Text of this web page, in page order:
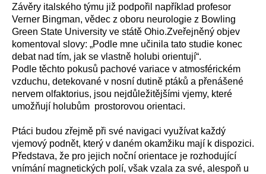
Závěry italského týmu již podpořil například profesor
Verner Bingman, vědec z oboru neurologie z Bowling
Green State University ve státě Ohio.Zveřejněný objev
komentoval slovy: „Podle mne učinila tato studie konec
debat nad tím, jak se vlastně holubi orientují“.
Podle těchto pokusů pachové variace v atmosférickém
vzduchu, detekované v nosní dutině ptáků a přenášené
nervem olfaktorius, jsou nejdůležitějšími vjemy, které
umožňují holubům prostorovou orientaci.
Ptáci budou zřejmě při své navigaci využívat každý
vjemový podnět, který v daném okamžiku mají k dispozici.
Představa, že pro jejich noční orientace je rozhodující
vnímání magnetických polí, však vzala za své, alespoň u